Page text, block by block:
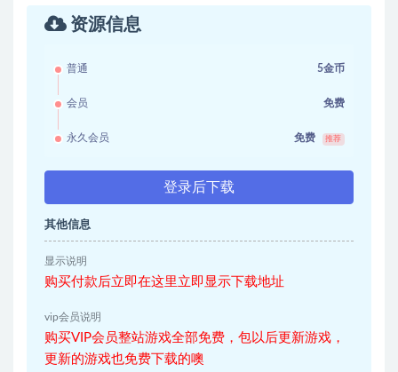
资源信息
普通 5金币
会员 免费
永久会员 免费 推荐
登录后下载
其他信息
显示说明
购买付款后立即在这里立即显示下载地址
vip会员说明
购买VIP会员整站游戏全部免费，包以后更新游戏，
更新的游戏也免费下载的噢